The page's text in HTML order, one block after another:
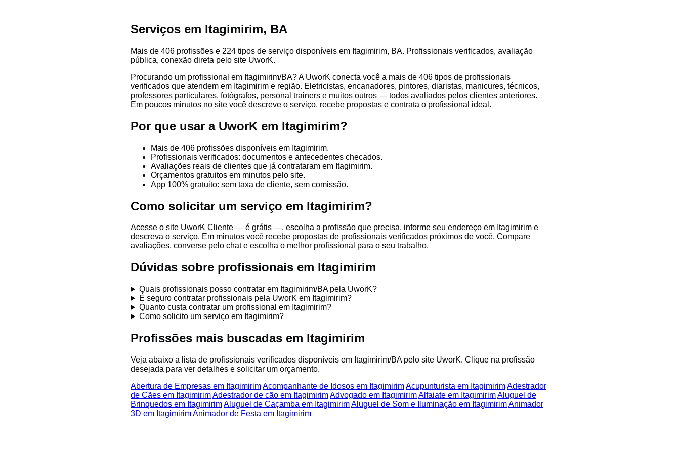
Serviços em Itagimirim, BA
Mais de 406 profissões e 224 tipos de serviço disponíveis em Itagimirim, BA. Profissionais verificados, avaliação
pública, conexão direta pelo site UworK.
Procurando um profissional em Itagimirim/BA? A UworK conecta você a mais de 406 tipos de profissionais
verificados que atendem em Itagimirim e região. Eletricistas, encanadores, pintores, diaristas, manicures, técnicos,
professores particulares, fotógrafos, personal trainers e muitos outros — todos avaliados pelos clientes anteriores.
Em poucos minutos no site você descreve o serviço, recebe propostas e contrata o profissional ideal.
Por que usar a UworK em Itagimirim?
Mais de 406 profissões disponíveis em Itagimirim.
Profissionais verificados: documentos e antecedentes checados.
Avaliações reais de clientes que já contrataram em Itagimirim.
Orçamentos gratuitos em minutos pelo site.
App 100% gratuito: sem taxa de cliente, sem comissão.
Como solicitar um serviço em Itagimirim?
Acesse o site UworK Cliente — é grátis —, escolha a profissão que precisa, informe seu endereço em Itagimirim e
descreva o serviço. Em minutos você recebe propostas de profissionais verificados próximos de você. Compare
avaliações, converse pelo chat e escolha o melhor profissional para o seu trabalho.
Dúvidas sobre profissionais em Itagimirim
Quais profissionais posso contratar em Itagimirim/BA pela UworK?
É seguro contratar profissionais pela UworK em Itagimirim?
Quanto custa contratar um profissional em Itagimirim?
Como solicito um serviço em Itagimirim?
Profissões mais buscadas em Itagimirim
Veja abaixo a lista de profissionais verificados disponíveis em Itagimirim/BA pelo site UworK. Clique na profissão
desejada para ver detalhes e solicitar um orçamento.
Abertura de Empresas em ItagimirimAcompanhante de Idosos em ItagimirimAcupunturista em ItagimirimAdestrador
de Cães em ItagimirimAdestrador de cão em ItagimirimAdvogado em ItagimirimAlfaiate em ItagimirimAluguel de
Brinquedos em ItagimirimAluguel de Caçamba em ItagimirimAluguel de Som e Iluminação em ItagimirimAnimador
3D em ItagimirimAnimador de Festa em Itagimirim